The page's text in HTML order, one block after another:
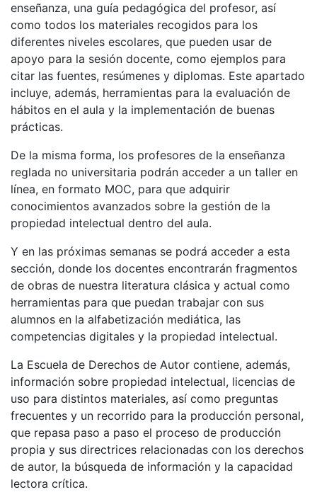
enseñanza, una guía pedagógica del profesor, así
como todos los materiales recogidos para los
diferentes niveles escolares, que pueden usar de
apoyo para la sesión docente, como ejemplos para
citar las fuentes, resúmenes y diplomas. Este apartado
incluye, además, herramientas para la evaluación de
hábitos en el aula y la implementación de buenas
prácticas.
De la misma forma, los profesores de la enseñanza
reglada no universitaria podrán acceder a un taller en
línea, en formato MOC, para que adquirir
conocimientos avanzados sobre la gestión de la
propiedad intelectual dentro del aula.
Y en las próximas semanas se podrá acceder a esta
sección, donde los docentes encontrarán fragmentos
de obras de nuestra literatura clásica y actual como
herramientas para que puedan trabajar con sus
alumnos en la alfabetización mediática, las
competencias digitales y la propiedad intelectual.
La Escuela de Derechos de Autor contiene, además,
información sobre propiedad intelectual, licencias de
uso para distintos materiales, así como preguntas
frecuentes y un recorrido para la producción personal,
que repasa paso a paso el proceso de producción
propia y sus directrices relacionadas con los derechos
de autor, la búsqueda de información y la capacidad
lectora crítica.